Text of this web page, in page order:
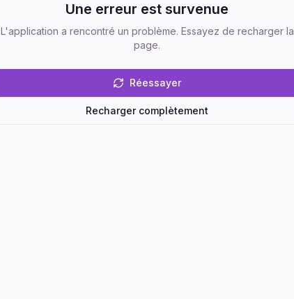
Une erreur est survenue
L'application a rencontré un problème. Essayez de recharger la
page.
Réessayer
Recharger complètement